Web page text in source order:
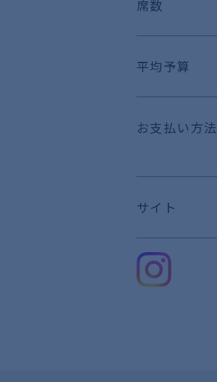
席数
平均予算
お支払い方法
サイト